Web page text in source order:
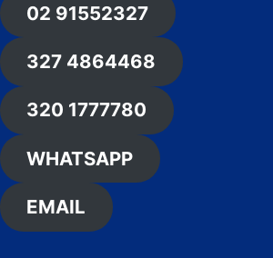
02 91552327
327 4864468
320 1777780
WHATSAPP
EMAIL